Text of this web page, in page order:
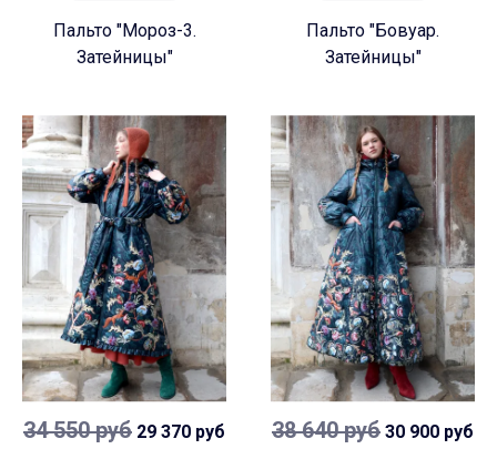
Пальто "Мороз-3.
Затейницы"
Пальто "Бовуар.
Затейницы"
34 550 руб 29 370 руб 38 640 руб 30 900 руб